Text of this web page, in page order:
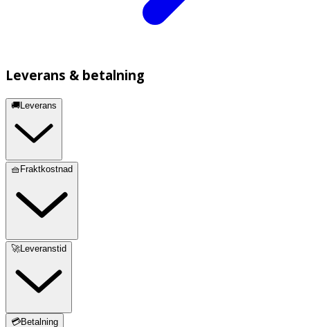
Leverans & betalning
🚚Leverans
🧺Fraktkostnad
🚀Leveranstid
💳Betalning